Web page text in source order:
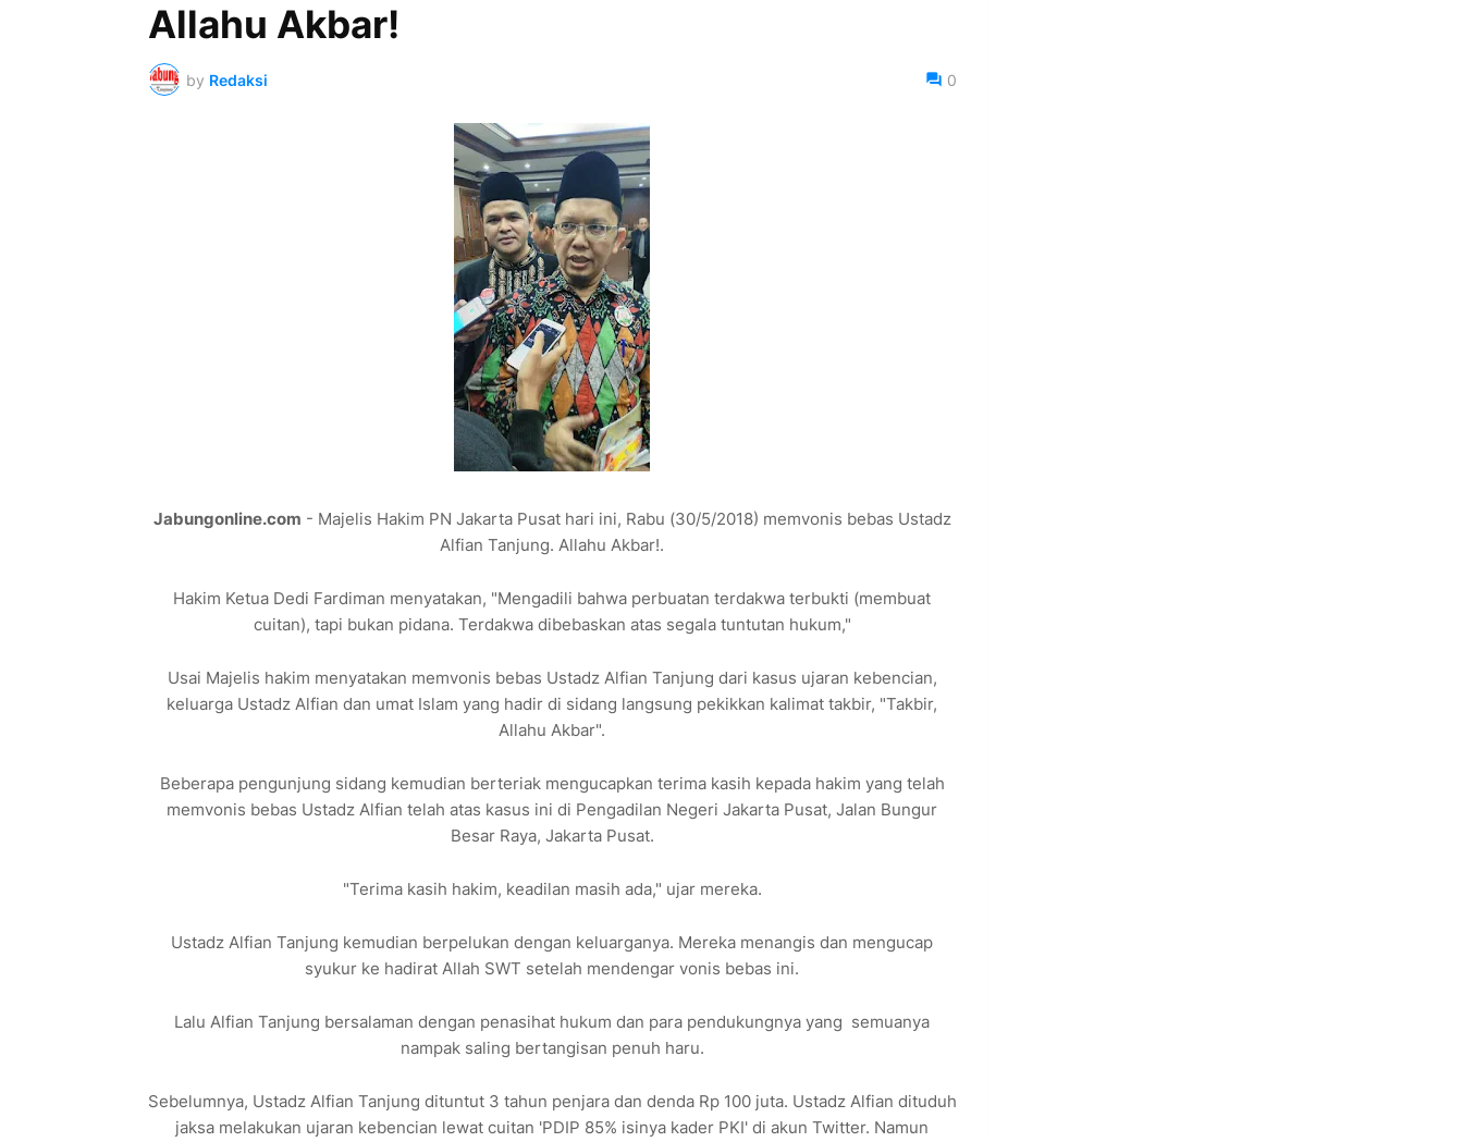
Allahu Akbar!
by Redaksi 0
Jabungonline.com - Majelis Hakim PN Jakarta Pusat hari ini, Rabu (30/5/2018) memvonis bebas Ustadz
Alfian Tanjung. Allahu Akbar!.
Hakim Ketua Dedi Fardiman menyatakan, "Mengadili bahwa perbuatan terdakwa terbukti (membuat
cuitan), tapi bukan pidana. Terdakwa dibebaskan atas segala tuntutan hukum,"
Usai Majelis hakim menyatakan memvonis bebas Ustadz Alfian Tanjung dari kasus ujaran kebencian,
keluarga Ustadz Alfian dan umat Islam yang hadir di sidang langsung pekikkan kalimat takbir, "Takbir,
Allahu Akbar".
Beberapa pengunjung sidang kemudian berteriak mengucapkan terima kasih kepada hakim yang telah
memvonis bebas Ustadz Alfian telah atas kasus ini di Pengadilan Negeri Jakarta Pusat, Jalan Bungur
Besar Raya, Jakarta Pusat.
"Terima kasih hakim, keadilan masih ada," ujar mereka.
Ustadz Alfian Tanjung kemudian berpelukan dengan keluarganya. Mereka menangis dan mengucap
syukur ke hadirat Allah SWT setelah mendengar vonis bebas ini.
Lalu Alfian Tanjung bersalaman dengan penasihat hukum dan para pendukungnya yang semuanya
nampak saling bertangisan penuh haru.
Sebelumnya, Ustadz Alfian Tanjung dituntut 3 tahun penjara dan denda Rp 100 juta. Ustadz Alfian dituduh
jaksa melakukan ujaran kebencian lewat cuitan 'PDIP 85% isinya kader PKI' di akun Twitter. Namun